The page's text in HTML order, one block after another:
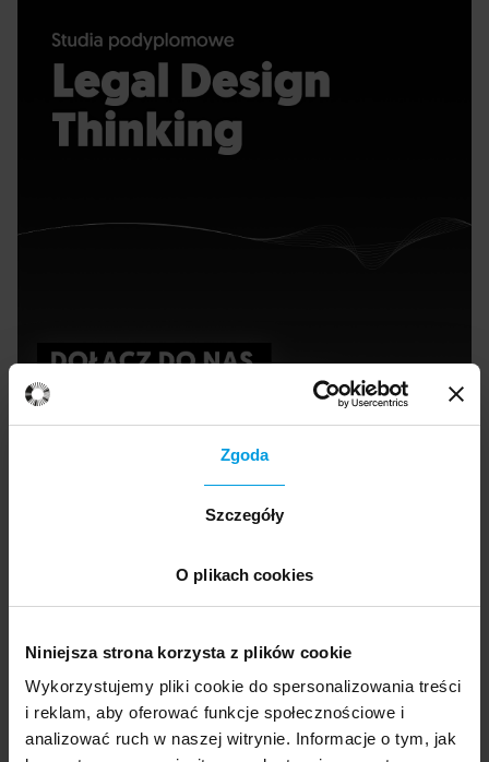
Zgoda
Szczegóły
O plikach cookies
Niniejsza strona korzysta z plików cookie
Wykorzystujemy pliki cookie do spersonalizowania treści
i reklam, aby oferować funkcje społecznościowe i
analizować ruch w naszej witrynie. Informacje o tym, jak
Agata Bisping
kreatywności związana z Obserwatorium
Trendów dla Kultury KBF. Przekształca trendy i
badania w strategie działania dla firm,
organizacji i instytucji takich jak ING, 10Clouds,